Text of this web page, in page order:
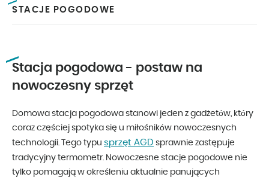
STACJE POGODOWE
Stacja pogodowa - postaw na
nowoczesny sprzęt
Domowa stacja pogodowa stanowi jeden z gadżetów, który
coraz częściej spotyka się u miłośników nowoczesnych
technologii. Tego typu sprzęt AGD sprawnie zastępuje
tradycyjny termometr. Nowoczesne stacje pogodowe nie
tylko pomagają w określeniu aktualnie panujących